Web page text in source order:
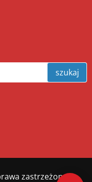
szukaj
zastrzeżone.